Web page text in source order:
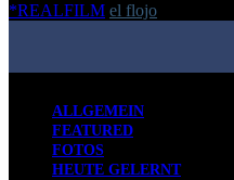
*REALFILM el flojo
ALLGEMEIN
FEATURED
FOTOS
HEUTE GELERNT